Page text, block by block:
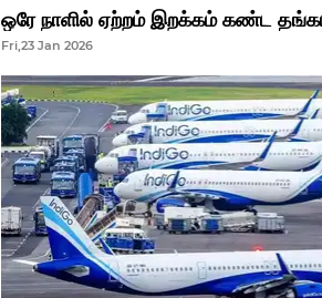
ஒரே நாளில் ஏற்றம் இறக்கம் கண்ட
Fri,23 Jan 2026